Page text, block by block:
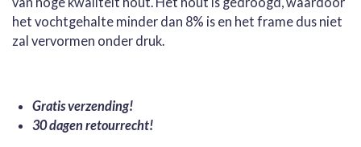
het vochtgehalte minder dan 8% is en het frame dus niet
zal vervormen onder druk.
Gratis verzending!
30 dagen retourrecht!